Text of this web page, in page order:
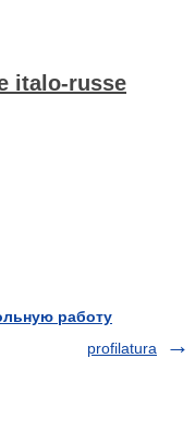
italo-russe
работу
profilatura